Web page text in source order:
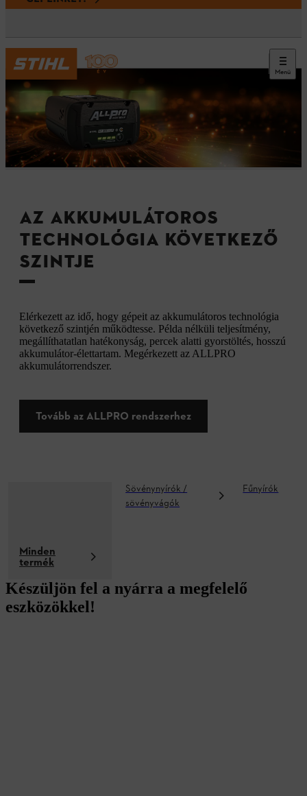
Menü
AZ AKKUMULÁTOROS
TECHNOLÓGIA KÖVETKEZŐ
SZINTJE
Elérkezett az idő, hogy gépeit az akkumulátoros technológia
következő szintjén működtesse. Példa nélküli teljesítmény,
megállíthatatlan hatékonyság, percek alatti gyorstöltés, hosszú
akkumulátor-élettartam. Megérkezett az ALLPRO
akkumulátorrendszer.
Tovább az ALLPRO rendszerhez
Minden
termék
Sövénynyírók /
sövényvágók
Fűnyírók
Készüljön fel a nyárra a megfelelő
eszközökkel!